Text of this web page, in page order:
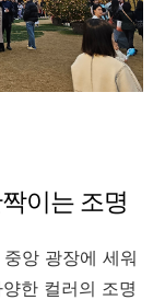
이는 조명
앙 광장에 세워
한 컬러의 조명